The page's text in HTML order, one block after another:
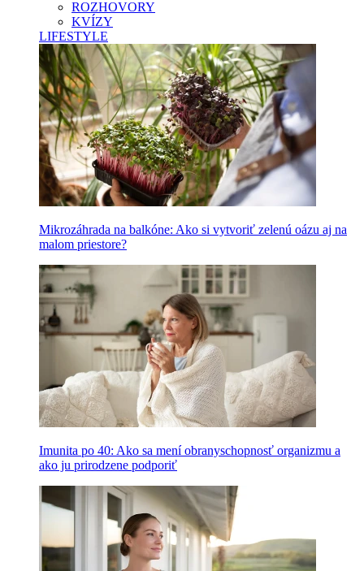
ROZHOVORY
KVÍZY
LIFESTYLE
Mikrozáhrada na balkóne: Ako si vytvoriť zelenú oázu aj na
malom priestore?
Imunita po 40: Ako sa mení obranyschopnosť organizmu a
ako ju prirodzene podporiť